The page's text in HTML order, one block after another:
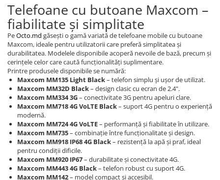
Telefoane cu butoane Maxcom –
fiabilitate și simplitate
PeOcto.md găsești o gamă variată de telefoane mobile cu butoane
Maxcom, ideale pentru utilizatorii care preferă simplitatea și
durabilitatea. Modelele disponibile acoperă nevoile de bază, precum și
cerințele celor care caută funcționalități suplimentare.
Printre produsele disponibile se numără:
Maxcom MM135 Light Black– telefon simplu și ușor de utilizat.
Maxcom MM32D Black– design clasic cu ecran de 2.4".
Maxcom MM334 3G– conectivitate 3G pentru apeluri clare.
Maxcom MM718 4G VoLTE Black– suport 4G pentru o experiență
modernă.
Maxcom MM724 4G VoLTE– performanță și fiabilitate în utilizare.
Maxcom MM735– combinație între funcționalitate și design.
Maxcom MM918 IP68 4G Black– rezistență la apă și praf, ideal
pentru condiții dificile.
Maxcom MM920 IP67– durabilitate și conectivitate 4G.
Maxcom MM443 4G Black– telefon robust cu suport 4G.
Maxcom MM142– model compact și accesibil.